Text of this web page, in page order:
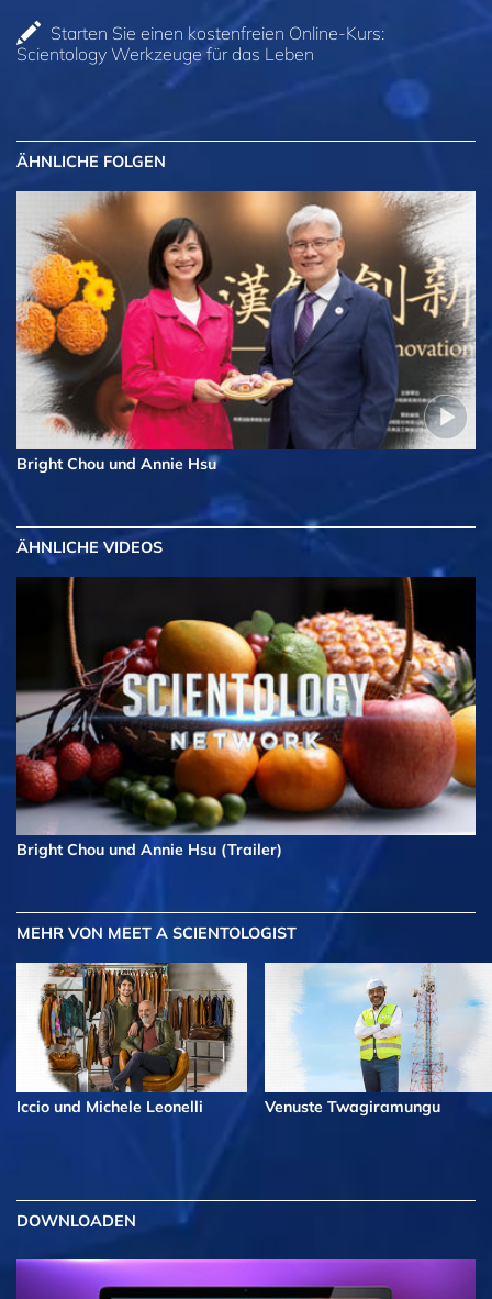
Starten Sie einen kostenfreien Online-Kurs:
Scientology Werkzeuge für das Leben
ÄHNLICHE FOLGEN
Bright Chou und Annie Hsu
ÄHNLICHE VIDEOS
Bright Chou und Annie Hsu (Trailer)
MEHR VON MEET A SCIENTOLOGIST
Iccio und Michele Leonelli Venuste Twagiramungu
DOWNLOADEN